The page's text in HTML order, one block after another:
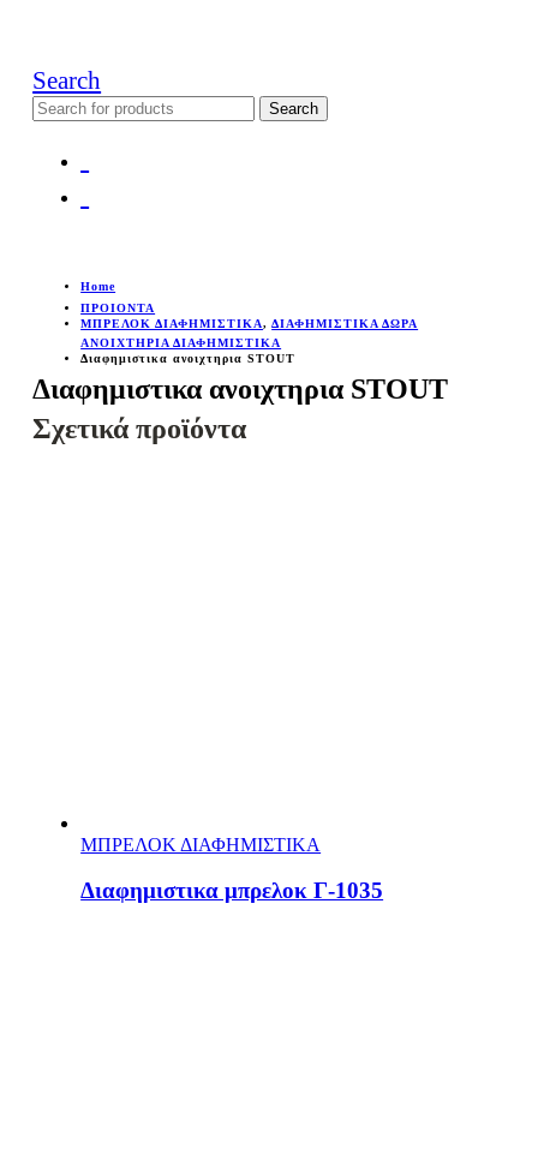
Search
Search
for:
Home
ΠΡΟΙΟΝΤΑ
ΜΠΡΕΛΟΚ ΔΙΑΦΗΜΙΣΤΙΚΑ,ΔΙΑΦΗΜΙΣΤΙΚΑ ΔΩΡΑ
ΑΝΟΙΧΤΗΡΙΑ ΔΙΑΦΗΜΙΣΤΙΚΑ
Διαφημιστικα ανοιχτηρια STOUT
Διαφημιστικα ανοιχτηρια STOUT
Σχετικά προϊόντα
ΜΠΡΕΛΟΚ ΔΙΑΦΗΜΙΣΤΙΚΑ
Διαφημιστικα μπρελοκ Γ-1035